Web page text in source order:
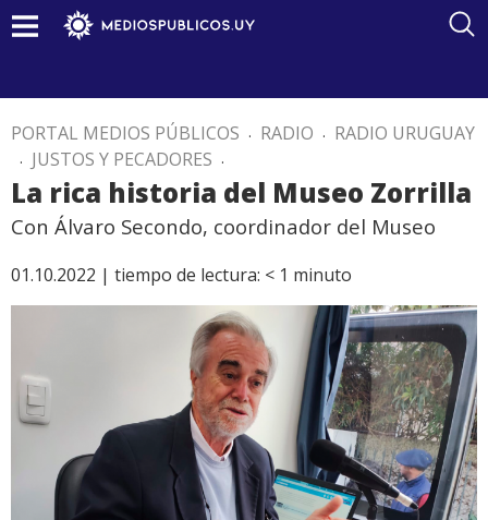
PORTAL MEDIOS PÚBLICOS . RADIO . RADIO URUGUAY
. JUSTOS Y PECADORES .
La rica historia del Museo Zorrilla
Con Álvaro Secondo, coordinador del Museo
01.10.2022 | tiempo de lectura: < 1 minuto